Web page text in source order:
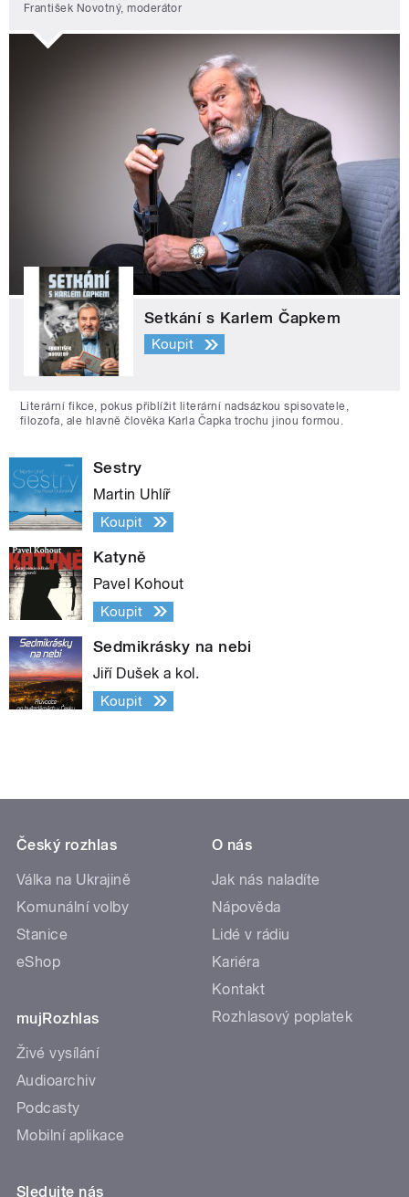
František Novotný, moderátor
Setkání s Karlem Čapkem
Koupit
Literární fikce, pokus přiblížit literární nadsázkou spisovatele,
filozofa, ale hlavně člověka Karla Čapka trochu jinou formou.
Sestry
Martin Uhlíř
Koupit
Katyně
Pavel Kohout
Koupit
Sedmikrásky na nebi
Jiří Dušek a kol.
Koupit
Český rozhlas
Válka na Ukrajině
Komunální volby
Stanice
eShop
mujRozhlas
Živé vysílání
Audioarchiv
Podcasty
Mobilní aplikace
O nás
Jak nás naladíte
Nápověda
Lidé v rádiu
Kariéra
Kontakt
Rozhlasový poplatek
Sledujte nás